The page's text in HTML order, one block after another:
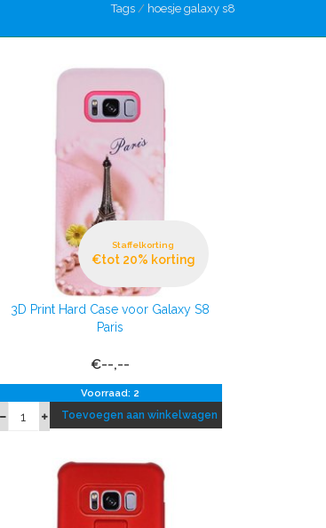
Tags / hoesje galaxy s8
Staffelkorting
€tot 20% korting
3D Print Hard Case voor Galaxy S8
Paris
€--,--
Voorraad: 2
Toevoegen aan winkelwagen